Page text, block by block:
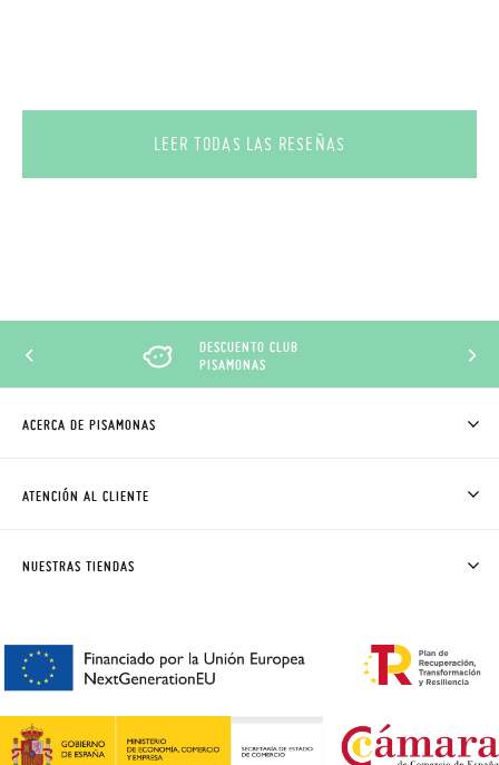
LEER TODAS LAS RESEÑAS
DESCUENTO CLUB
PISAMONAS
ACERCA DE PISAMONAS
CÓMO COMPRAR
AVISO LEGAL, PRIVACIDAD Y COOKIES
REBAJAS
ATENCIÓN AL CLIENTE
PREGUNTAS FRECUENTES
NUESTRAS TIENDAS